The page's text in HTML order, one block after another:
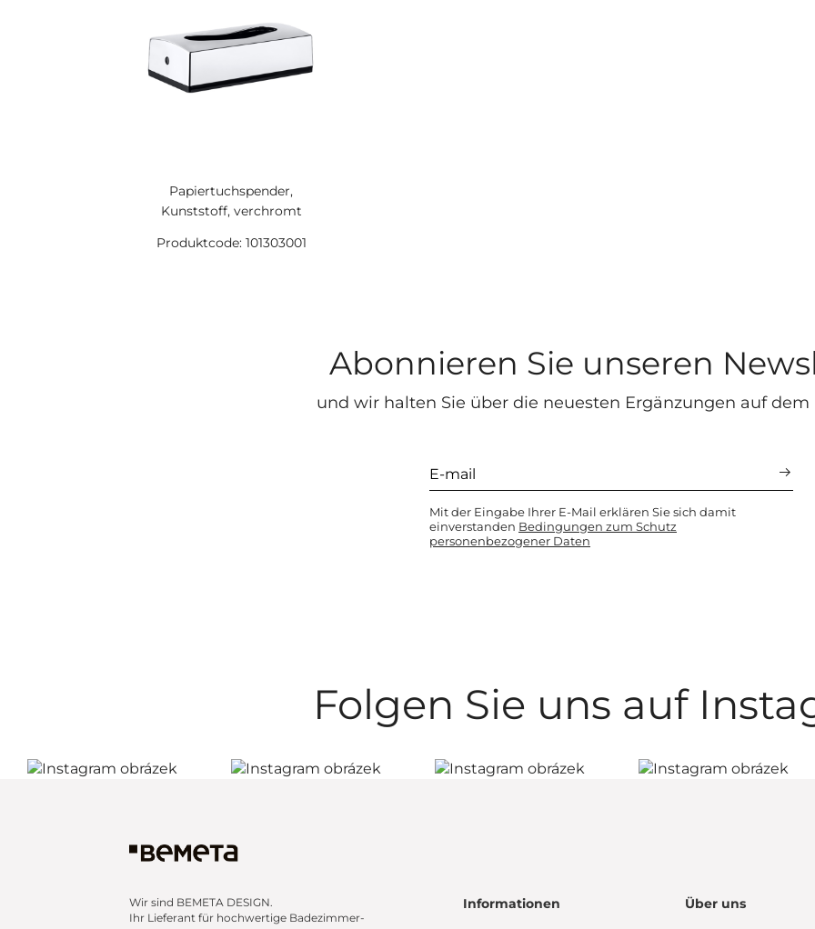
Papiertuchspender,
Kunststoff, verchromt
Produktcode: 101303001
Abonnieren Sie unseren
und wir halten Sie über die neuesten Ergänzungen auf dem
Mit der Eingabe Ihrer E-Mail erklären Sie sich damit
einverstanden Bedingungen zum Schutz
personenbezogener Daten
Folgen Sie uns auf
Wir sind BEMETA DESIGN.
Ihr Lieferant für hochwertige Badezimmer-
Informationen Über uns